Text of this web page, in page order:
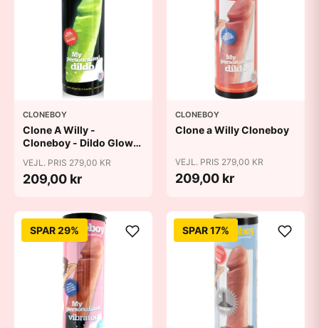
CLONEBOY
Clone A Willy -
Cloneboy - Dildo Glow
VEJL. PRIS 279,00 KR
209,00 kr
CLONEBOY
Clone a Willy Cloneboy
VEJL. PRIS 279,00 KR
209,00 kr
SPAR 29% SPAR 17%